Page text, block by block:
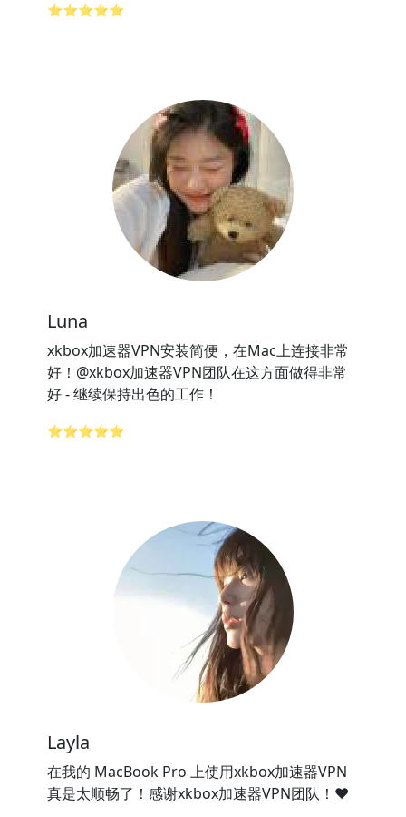
⭐⭐⭐⭐⭐
Luna
xkbox加速器VPN安装简便，在Mac上连接非常
好！@xkbox加速器VPN团队在这方面做得非常
好 - 继续保持出色的工作！
⭐⭐⭐⭐⭐
Layla
在我的 MacBook Pro 上使用xkbox加速器VPN
真是太顺畅了！感谢xkbox加速器VPN团队！❤️